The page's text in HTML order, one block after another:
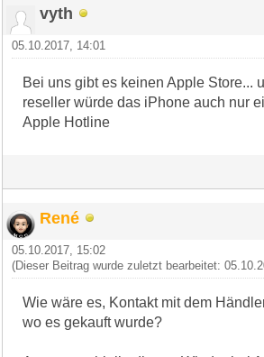
vyth
05.10.2017, 14:01
Bei uns gibt es keinen Apple Store...
reseller würde das iPhone auch nur
Apple Hotline
René
05.10.2017, 15:02
(Dieser Beitrag wurde zuletzt bearbeitet:
Wie wäre es, Kontakt mit dem
wo es gekauft wurde?